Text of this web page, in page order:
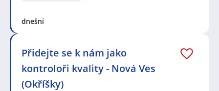
dnešní
Přidejte se k nám jako
kontroloři kvality - Nová Ves
(Okříšky)